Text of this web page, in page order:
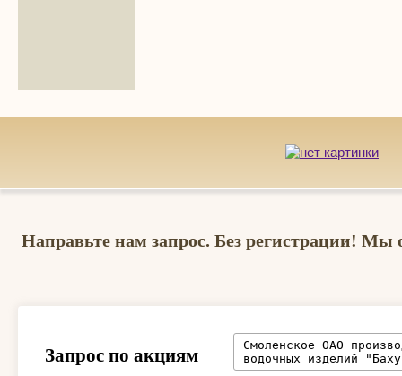
Направьте нам запрос. Без регистрации! Мы
Запрос по акциям